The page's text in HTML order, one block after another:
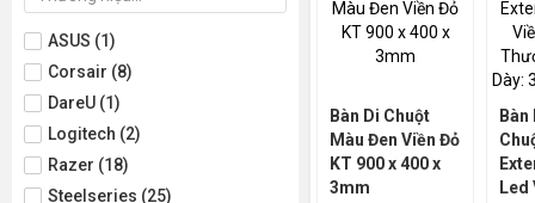
ASUS (1)
Corsair (8)
DareU (1)
Logitech (2)
Razer (18)
Steelseries (25)
Bàn Di Chuột
Màu Đen Viền Đỏ
KT 900 x 400 x
3mm
Led